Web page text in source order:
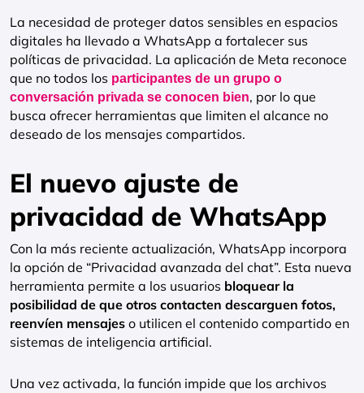
La necesidad de proteger datos sensibles en espacios
digitales ha llevado a WhatsApp a fortalecer sus
políticas de privacidad. La aplicación de Meta reconoce
que no todos los participantes de un grupo o
conversación privada se conocen bien, por lo que
busca ofrecer herramientas que limiten el alcance no
deseado de los mensajes compartidos.
El nuevo ajuste de
privacidad de WhatsApp
Con la más reciente actualización, WhatsApp incorpora
la opción de “Privacidad avanzada del chat”. Esta nueva
herramienta permite a los usuarios bloquear la
posibilidad de que otros contacten descarguen fotos,
reenvíen mensajes o utilicen el contenido compartido en
sistemas de inteligencia artificial.
Una vez activada, la función impide que los archivos